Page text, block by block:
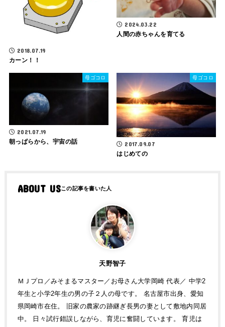
2018.07.19
カーン！！
2024.03.22
人間の赤ちゃんを育てる
母ゴコロ
2021.07.19
朝っぱらから、宇宙の話
母ゴコロ
2017.09.07
はじめての
ABOUT US
天野智子
ＭＪプロ／みそまるマスター／お母さん大学岡崎 代表／ 中学2
年生と小学2年生の男の子２人の母です。 名古屋市出身、愛知
県岡崎市在住。 旧家の農家の跡継ぎ長男の妻として敷地内同居
中。 日々試行錯誤しながら、育児に奮闘しています。 育児は